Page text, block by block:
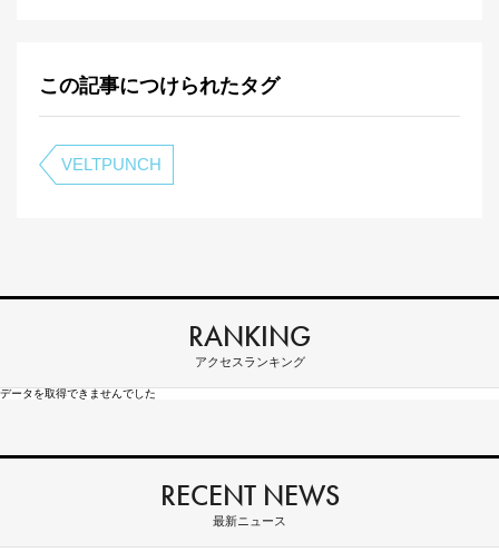
この記事につけられたタグ
VELTPUNCH
RANKING
アクセスランキング
データを取得できませんでした
RECENT NEWS
最新ニュース